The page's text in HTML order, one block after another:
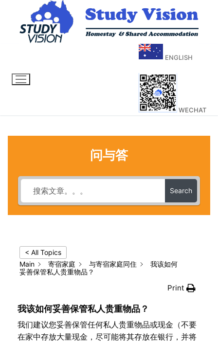
ENGLISH
WECHAT
问与答
Search
< All Topics
Main
寄宿家庭 与寄宿家庭同住
我该如何
妥善保管私人贵重物品？
Print
我该如何妥善保管私人贵重物品？
我们建议您妥善保管任何私人贵重物品或现金（不要
在家中存放大量现金，尽可能将其存放在银行，并将